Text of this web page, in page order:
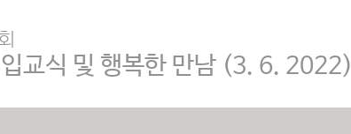
교식 및 행복한 만남 (3. 6. 2022)